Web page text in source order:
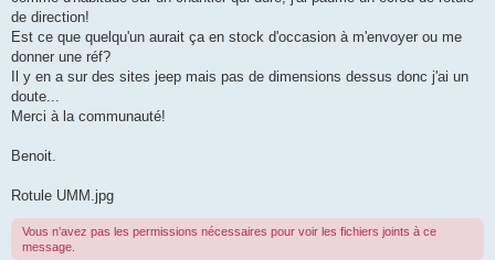
de direction!
Est ce que quelqu'un aurait ça en stock d'occasion à m'envoyer ou me
donner une réf?
Il y en a sur des sites jeep mais pas de dimensions dessus donc j'ai un
doute...
Merci à la communauté!
Benoit.
Rotule UMM.jpg
Vous n’avez pas les permissions nécessaires pour voir les fichiers joints à ce
message.